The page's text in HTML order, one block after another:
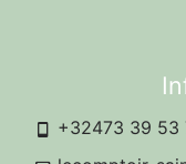
+32473 39 53